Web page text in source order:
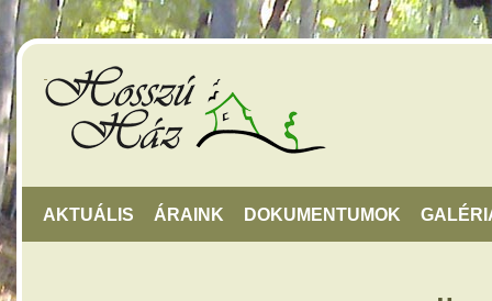
AKTUÁLIS ÁRAINK DOKUMENTUMOK